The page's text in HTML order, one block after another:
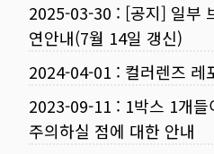
2025-03-30 : [공지] 일부
연안내(7월 14일 갱신)
2024-04-01 : 컬러렌즈 레
2023-09-11 : 1박스 1개
주의하실 점에 대한 안내